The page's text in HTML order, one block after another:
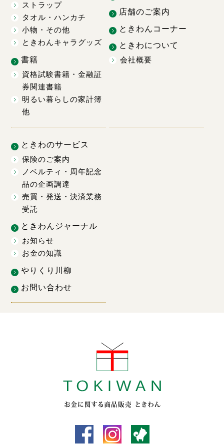
ストラップ
タオル・ハンカチ
小物・その他
ときわんキャラグッズ
書籍
資格試験書籍・金融証
券関連書籍
明るい暮らしの家計簿
他
店舗のご案内
ときわんコーナー
ときわについて
会社概要
ときわのサービス
保険のご案内
ノベルティ・周年記念
品の企画調達
売買・発送・決済業務
受託
ときわんジャーナル
お知らせ
お金の知識
やりくり川柳
お問い合わせ